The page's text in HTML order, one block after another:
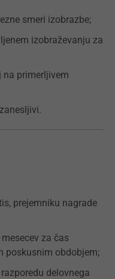
smeri izobrazbe;
izobraževanju za
na primerljivem
prejemniku nagrade
za čas
poskusnim obdobjem;
delovnega